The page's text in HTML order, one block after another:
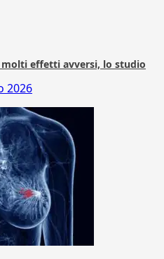
effetti avversi, lo studio
2026